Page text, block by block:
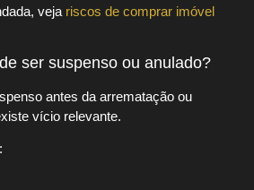
veja riscos de comprar imóvel
ser suspenso ou anulado?
antes da arrematação ou
vício relevante.